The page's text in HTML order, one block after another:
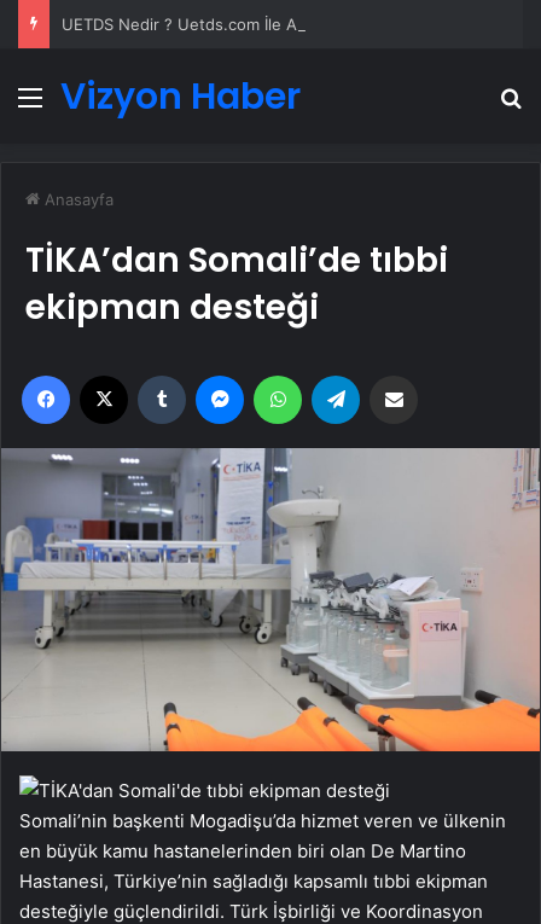
Menü
Vizyon Haber
Anasayfa
TİKA’dan Somali’de tıbbi
ekipman desteği
Facebook Tumblr MessengerWhatsApp
Somali’nin başkenti Mogadişu’da hizmet veren ve ülkenin
en büyük kamu hastanelerinden biri olan De Martino
Hastanesi, Türkiye’nin sağladığı kapsamlı tıbbi ekipman
desteğiyle güçlendirildi. Türk İşbirliği ve Koordinasyon